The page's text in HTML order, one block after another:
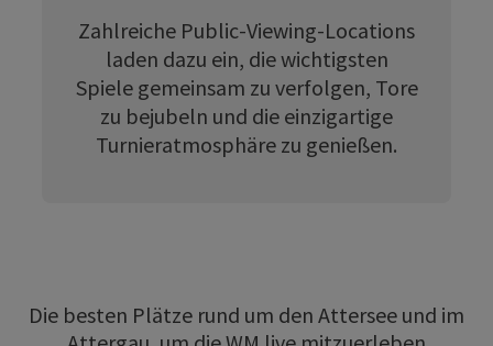
Zahlreiche Public-Viewing-Locations
laden dazu ein, die wichtigsten
Spiele gemeinsam zu verfolgen, Tore
zu bejubeln und die einzigartige
Turnieratmosphäre zu genießen.
Die besten Plätze rund um den Attersee und im